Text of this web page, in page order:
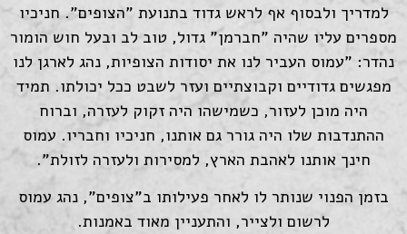
למדריך ולבסוף אף לראש גדוד בתנועת "הצופים". חניכיו
מספרים עליו שהיה "חברמן" גדול, טוב לב ובעל חוש הומור
נהדר: "עמוס העביר לנו את יסודות הצופיות, נהג לארגן לנו
מפגשים גדודיים וקבוצתיים ועזר לשבט ככל יכולתו. תמיד
היה מוכן לעזור, כשמישהו היה זקוק לעזרה, וברוח
ההתנדבות שלו היה גורר גם אותנו, חניכיו וחבריו. עמוס
חינך אותנו לאהבת הארץ, למסירות ולעזרה לזולת".
בזמן הפנוי שנותר לו לאחר פעילותו ב"צופים", נהג עמוס
לרשום ולצייר, והתעניין מאוד באמנות.